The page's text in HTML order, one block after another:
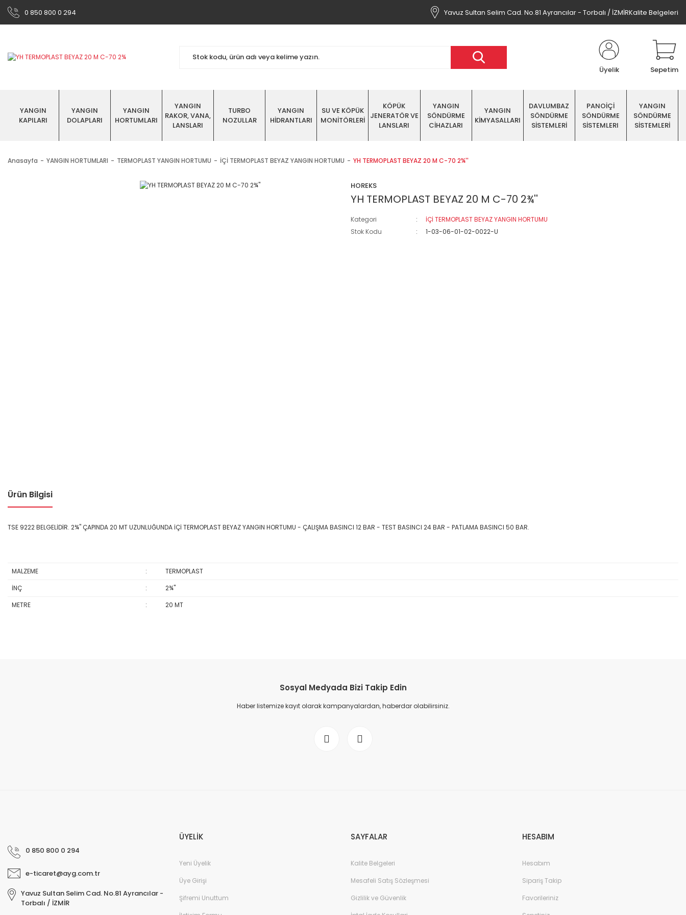
0 850 800 0 294 Yavuz Sultan Selim Cad. No.81 Ayrancılar - Torbalı / İZMİRKalite Belgeleri
Üyelik Sepetim
YANGIN
KAPILARI
YANGIN
DOLAPLARI
YANGIN
HORTUMLARI
YANGIN
RAKOR, VANA,
LANSLARI
TURBO
NOZULLAR
YANGIN
HİDRANTLARI
SU VE KÖPÜK
MONİTÖRLERİ
KÖPÜK
JENERATÖR VE
LANSLARI
YANGIN
SÖNDÜRME
CİHAZLARI
YANGIN
KİMYASALLARI
DAVLUMBAZ
SÖNDÜRME
SİSTEMLERİ
PANOİÇİ
SÖNDÜRME
SİSTEMLERI
YANGIN
SÖNDÜRME
SİSTEMLERİ
Anasayfa YANGIN HORTUMLARI TERMOPLAST YANGIN HORTUMU İÇİ TERMOPLAST BEYAZ YANGIN HORTUMU YH TERMOPLAST BEYAZ 20 M C-70 2¾''
HOREKS
YH TERMOPLAST BEYAZ 20 M C-70 2¾''
Kategori
İÇİ TERMOPLAST BEYAZ YANGIN HORTUMU
Stok Kodu
1-03-06-01-02-0022-U
Ürün Bilgisi
TSE 9222 BELGELİDİR. 2¾" ÇAPINDA 20 MT UZUNLUĞUNDA İÇİ TERMOPLAST BEYAZ YANGIN HORTUMU - ÇALIŞMA BASINCI 12 BAR - TEST BASINCI 24 BAR - PATLAMA BASINCI 50 BAR.
MALZEME :
TERMOPLAST
İNÇ
:
2¾''
METRE
: 20 MT
Sosyal Medyada Bizi Takip Edin
Haber listemize kayıt olarak kampanyalardan, haberdar olabilirsiniz.
0 850 800 0 294
e-ticaret@ayg.com.tr
Yavuz Sultan Selim Cad. No.81 Ayrancılar -
Torbalı / İZMİR
ÜYELİK
Yeni Üyelik
Üye Girişi
Şifremi Unuttum
SAYFALAR
Kalite Belgeleri
Mesafeli Satış Sözleşmesi
Gizlilik ve Güvenlik
HESABIM
Hesabım
Sipariş Takip
Favorileriniz